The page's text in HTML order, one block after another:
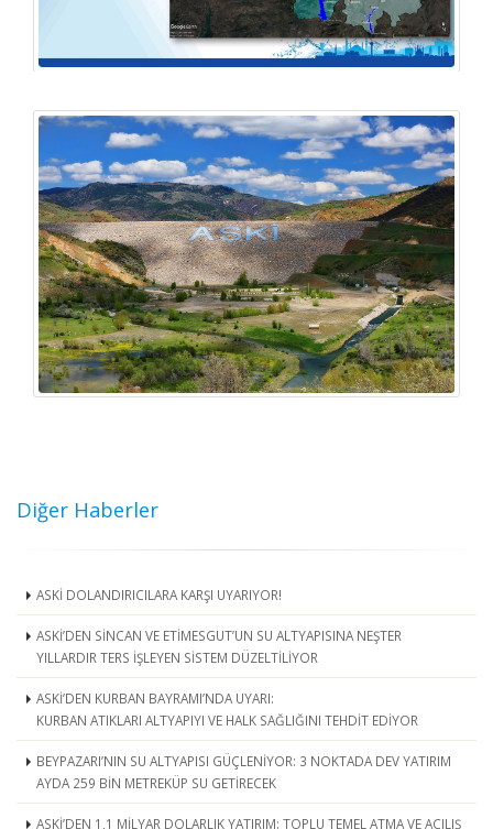
Diğer Haberler
ASKİ DOLANDIRICILARA KARŞI UYARIYOR!
ASKİ’DEN SİNCAN VE ETİMESGUT’UN SU ALTYAPISINA NEŞTER
YILLARDIR TERS İŞLEYEN SİSTEM DÜZELTİLİYOR
ASKİ’DEN KURBAN BAYRAMI’NDA UYARI:
KURBAN ATIKLARI ALTYAPIYI VE HALK SAĞLIĞINI TEHDİT EDİYOR
BEYPAZARI’NIN SU ALTYAPISI GÜÇLENİYOR: 3 NOKTADA DEV YATIRIM
AYDA 259 BİN METREKÜP SU GETİRECEK
ASKİ’DEN 1,1 MİLYAR DOLARLIK YATIRIM: TOPLU TEMEL ATMA VE AÇILIŞ